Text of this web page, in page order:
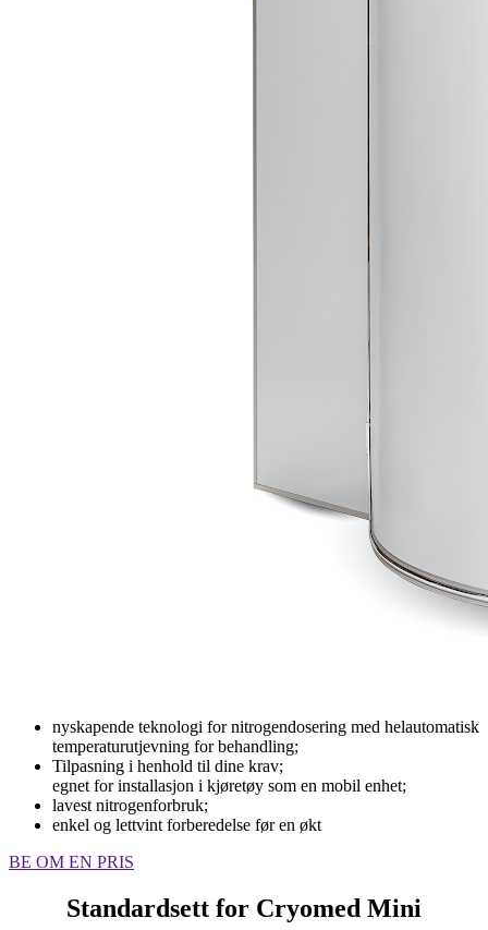
nyskapende teknologi for nitrogendosering med helautomatisk
temperaturutjevning for behandling;
Tilpasning i henhold til dine krav;
egnet for installasjon i kjøretøy som en mobil enhet;
lavest nitrogenforbruk;
enkel og lettvint forberedelse før en økt
BE OM EN PRIS
Standardsett for Cryomed Mini